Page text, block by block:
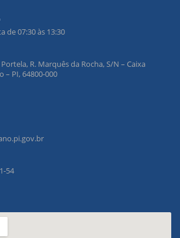
de 07:30 às 13:30
R. Marquês da Rocha, S/N – Caixa
– PI, 64800-000
54